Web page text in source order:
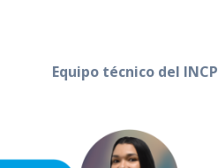
Equipo técnico del INCP